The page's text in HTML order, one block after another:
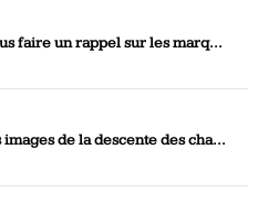
faire un rappel sur les marq...
de la descente des cha...